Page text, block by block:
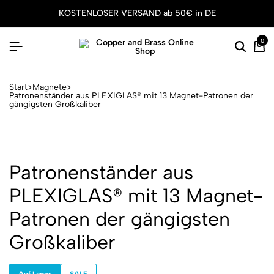
KOSTENLOSER VERSAND ab 50€ in DE
Suche
0
Start Magnete
Patronenständer aus PLEXIGLAS® mit 13 Magnet-Patronen der
gängigsten Großkaliber
Patronenständer aus
PLEXIGLAS® mit 13 Magnet-
Patronen der gängigsten
Großkaliber